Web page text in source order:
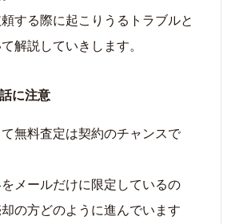
する際に起こりうるトラブルと
解説していきします。
に注意
無料査定は契約のチャンスで
メールだけに限定しているの
の方どのように進んでいます